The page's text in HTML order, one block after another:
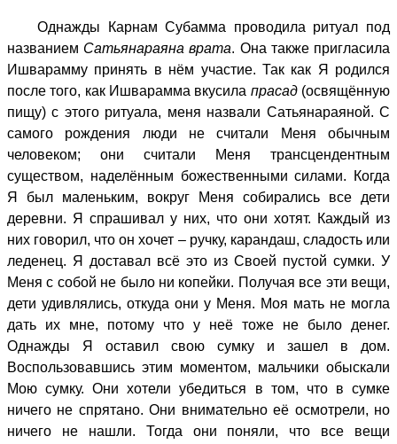
Однажды Карнам Субамма проводила ритуал под
названием Сатьянараяна врата. Она также пригласила
Ишварамму принять в нём участие. Так как Я родился
после того, как Ишварамма вкусила прасад (освящённую
пищу) с этого ритуала, меня назвали Сатьянараяной. С
самого рождения люди не считали Меня обычным
человеком; они считали Меня трансцендентным
существом, наделённым божественными силами. Когда
Я был маленьким, вокруг Меня собирались все дети
деревни. Я спрашивал у них, что они хотят. Каждый из
них говорил, что он хочет – ручку, карандаш, сладость или
леденец. Я доставал всё это из Своей пустой сумки. У
Меня с собой не было ни копейки. Получая все эти вещи,
дети удивлялись, откуда они у Меня. Моя мать не могла
дать их мне, потому что у неё тоже не было денег.
Однажды Я оставил свою сумку и зашел в дом.
Воспользовавшись этим моментом, мальчики обыскали
Мою сумку. Они хотели убедиться в том, что в сумке
ничего не спрятано. Они внимательно её осмотрели, но
ничего не нашли. Тогда они поняли, что все вещи